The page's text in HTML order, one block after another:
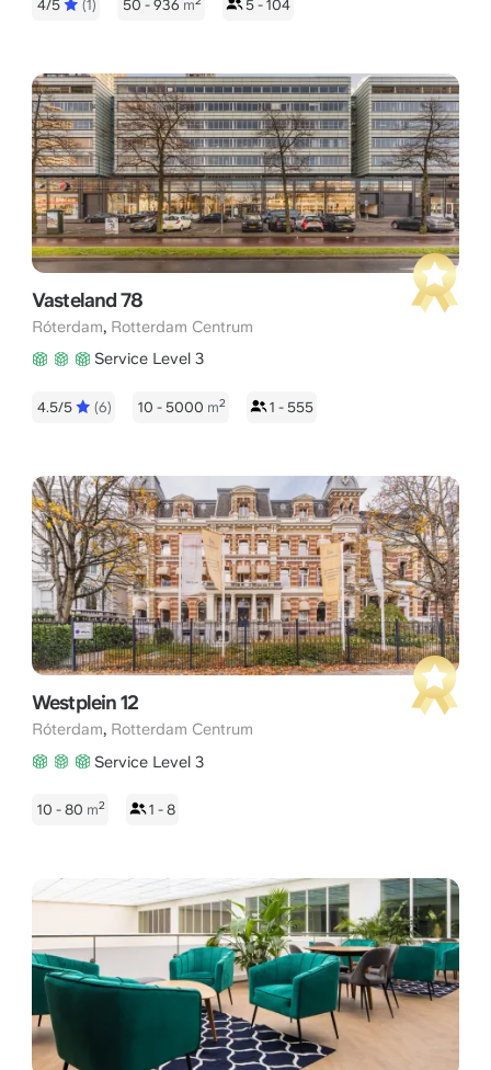
4/5 (1) 50 - 936 m 5 - 104
Vasteland 78
Róterdam, Rotterdam Centrum
Service Level 3
4.5/5 (6) 10 - 5000 m2 1 - 555
Westplein 12
Róterdam, Rotterdam Centrum
Service Level 3
10 - 80 m2 1 - 8